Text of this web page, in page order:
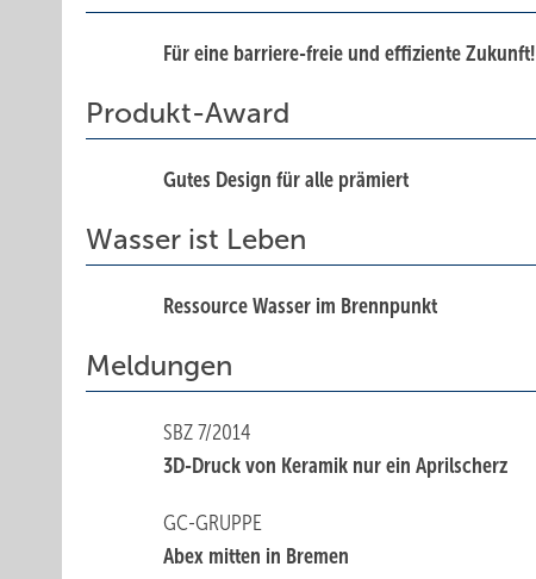
Für eine barriere-freie und effiziente Zukunft!
Produkt-Award
Gutes Design für alle prämiert
Wasser ist Leben
Ressource Wasser im Brennpunkt
Meldungen
SBZ 7/2014
3D-Druck von Keramik nur ein Aprilscherz
GC-GRUPPE
Abex mitten in Bremen